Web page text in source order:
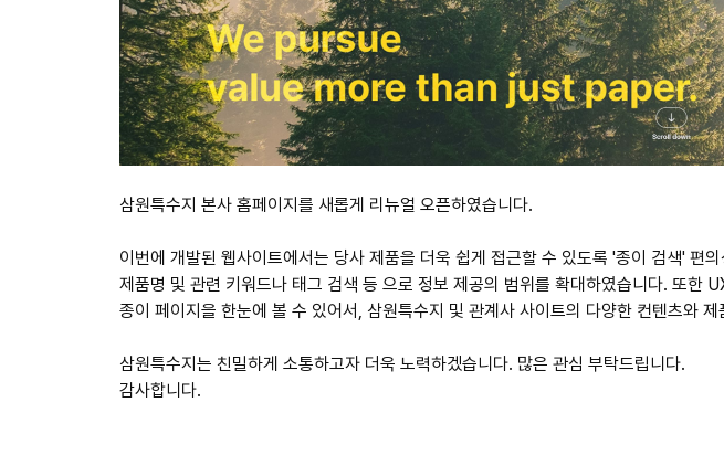
삼원특수지 본사 홈페이지를 새롭게 리뉴얼 오픈하였습니다.
이번에 개발된 웹사이트에서는 당사 제품을 더욱 쉽게 접근할 수 있도록 '종이 검색' 편
제품명 및 관련 키워드나 태그 검색 등 으로 정보 제공의 범위를 확대하였습니다. 또한
종이 페이지을 한눈에 볼 수 있어서, 삼원특수지 및 관계사 사이트의 다양한 컨텐츠와
삼원특수지는 친밀하게 소통하고자 더욱 노력하겠습니다. 많은 관심 부탁드립니다.
감사합니다.